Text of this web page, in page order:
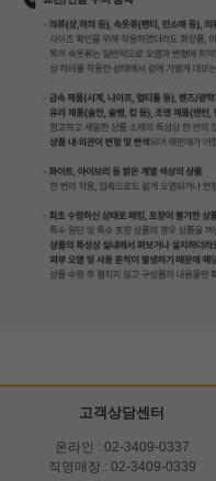
고객상담센터
온라인 : 02-3409-0337
직영매장 : 02-3409-0339